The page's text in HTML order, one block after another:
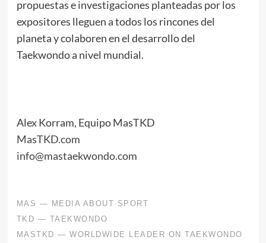
propuestas e investigaciones planteadas por los
expositores lleguen a todos los rincones del
planeta y colaboren en el desarrollo del
Taekwondo a nivel mundial.
Alex Korram, Equipo MasTKD
MasTKD.com
info@mastaekwondo.com